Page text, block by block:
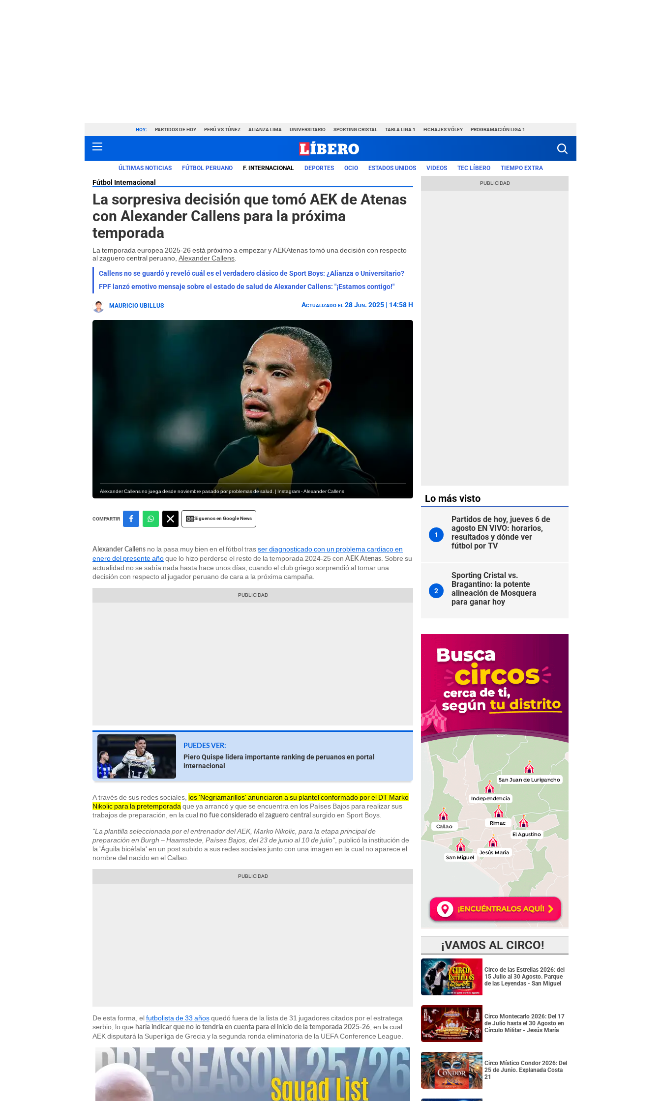
HOY: PARTIDOS DE HOY PERÚ VS TÚNEZ ALIANZA LIMA UNIVERSITARIO SPORTING CRISTAL TABLA LIGA 1 FICHAJES VÓLEY PROGRAMACIÓN LIGA 1
ÚLTIMAS NOTICIAS FÚTBOL PERUANO F. INTERNACIONAL DEPORTES OCIO ESTADOS UNIDOS VIDEOS TEC LÍBERO TIEMPO EXTRA
Fútbol Internacional
La sorpresiva decisión que tomó AEK de Atenas
con Alexander Callens para la próxima
temporada
La temporada europea 2025-26 está próximo a empezar y AEKAtenas tomó una decisión con respecto
al zaguero central peruano, Alexander Callens
Callens no se guardó y reveló cuál es el verdadero clásico de Sport Boys: ¿Alianza o Universitario?
FPF lanzó emotivo mensaje sobre el estado de salud de Alexander Callens: "¡Estamos contigo!"
MAURICIO UBILLUS Actualizado el 28 Jun. 2025 | 14:58 H
Alexander Callens no juega desde noviembre pasado por problemas de salud. | Instagram - Alexander Callens
COMPARTIR Siguenos en Google News
Alexander Callens no la pasa muy bien en el fútbol trasser diagnosticado con un problema cardiaco en
enero del presente añoque lo hizo perderse el resto de la temporada 2024-25 con AEK Atenas . Sobre su
actualidad no se sabía nada hasta hace unos días, cuando el club griego sorprendió al tomar una
decisión con respecto al jugador peruano de cara a la próxima campaña.
PUEDES VER:
Piero Quispe lidera importante ranking de peruanos en portal
internacional
A través de sus redes sociales, los 'Negriamarillos' anunciaron a su plantel conformado por el DT Marko
Nikolic para la pretemporada que ya arrancó y que se encuentra en los Países Bajos para realizar sus
trabajos de preparación, en la cual no fue considerado el zaguero central surgido en Sport Boys.
"La plantilla seleccionada por el entrenador del AEK, Marko Nikolic, para la etapa principal de
preparación en Burgh – Haamstede, Países Bajos, del 23 de junio al 10 de julio", publicó la institución de
la 'Águila bicéfala' en un post subido a sus redes sociales junto con una imagen en la cual no aparece el
nombre del nacido en el Callao.
De esta forma, elfutbolista de 33 añosquedó fuera de la lista de 31 jugadores citados por el estratega
serbio, lo que haría indicar que no lo tendría en cuenta para el inicio de la temporada 2025-26 , en la cual
AEK disputará la Superliga de Grecia y la segunda ronda eliminatoria de la UEFA Conference League.
Lo más visto
1
Partidos de hoy, jueves 6 de
agosto EN VIVO: horarios,
resultados y dónde ver
fútbol por TV
2
Sporting Cristal vs.
Bragantino: la potente
alineación de Mosquera
para ganar hoy
¡VAMOS AL CIRCO!
Circo de las Estrellas 2026: del
15 Julio al 30 Agosto. Parque
de las Leyendas - San Miguel
Circo Montecarlo 2026: Del 17
de Julio hasta el 30 Agosto en
Círculo Militar - Jesús María
Circo Místico Condor 2026: Del
25 de Junio. Explanada Costa
21